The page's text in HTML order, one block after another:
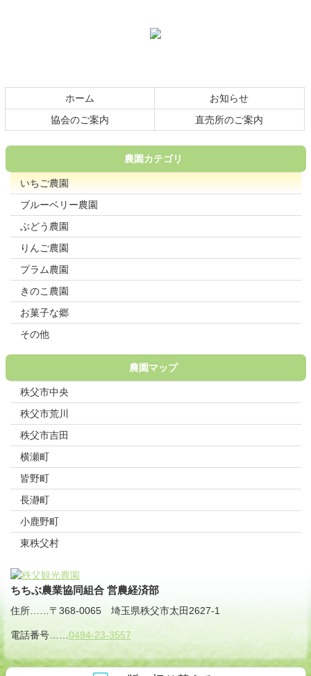
の
先
戻
戻
る
ホーム
お知らせ
協会のご案内
直売所のご案内
農園カテゴリ
いちご農園現在のページ
ブルーベリー農園
ぶどう農園
りんご農園
プラム農園
きのこ農園
お菓子な郷
その他
農園マップ
秩父市中央
秩父市荒川
秩父市吉田
横瀬町
皆野町
長瀞町
小鹿野町
東秩父村
ちちぶ農業協同組合 営農経済部
住所…… 〒368-0065 埼玉県秩父市太田2627-1
電話番号…… 0494-23-3557